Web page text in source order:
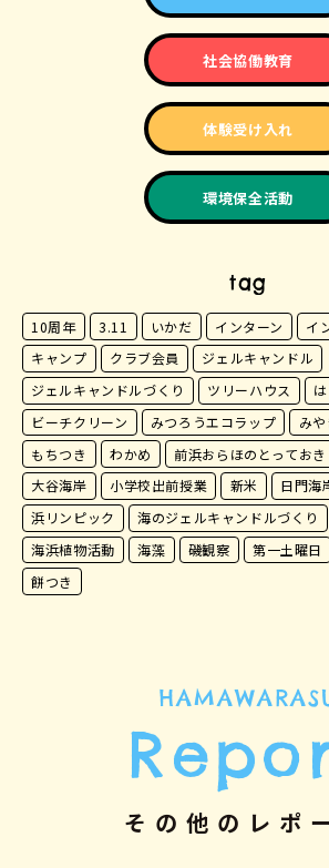
社会協働教育
体験受け入れ
環境保全活動
tag
10周年 3.11 いかだ インターン
イ
キャンプ
クラブ会員
ジェルキャンドル
ジェルキャンドルづくり
ツリーハウス
ビーチクリーン
みつろうエコラップ
み
もちつき
わかめ 前浜おらほのとっておき
大谷海岸
小学校出前授業 新米 日門海
浜リンピック
海のジェルキャンドルづくり
海浜植物活動
海藻 磯観察 第一土曜日
餅つき
その他のレポ